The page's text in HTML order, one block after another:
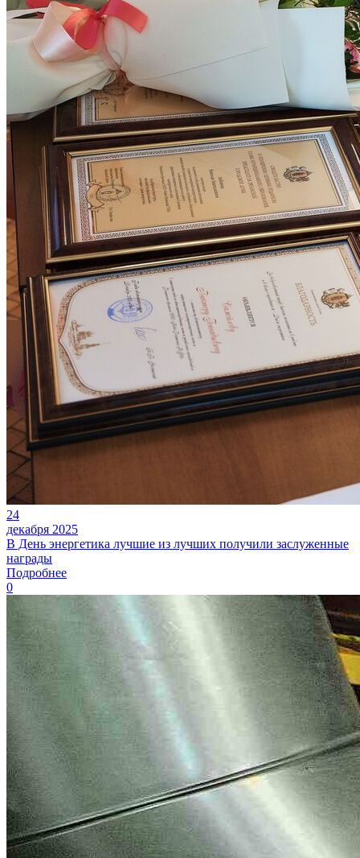
24
декабря 2025
В День энергетика лучшие из лучших получили заслуженные
награды
Подробнее
0